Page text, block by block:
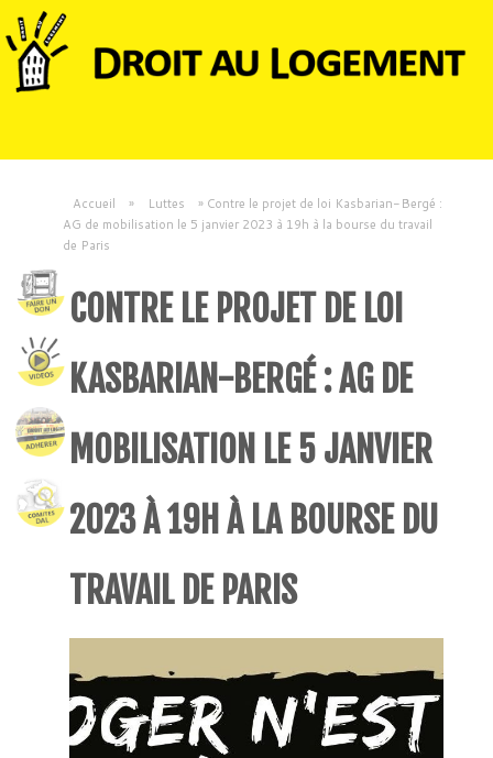
Accueil » Luttes » Contre le projet de loi Kasbarian-Bergé :
AG de mobilisation le 5 janvier 2023 à 19h à la bourse du travail
de Paris
CONTRE LE PROJET DE LOI
KASBARIAN-BERGÉ : AG DE
MOBILISATION LE 5 JANVIER
2023 À 19H À LA BOURSE DU
TRAVAIL DE PARIS